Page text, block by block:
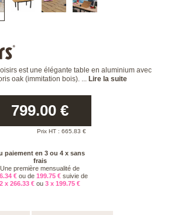
est une élégante table en aluminium avec
oak (immitation bois). ... Lire la suite
799.00 €
Prix HT : 665.83 €
paiement en 3 ou 4 x sans
frais
Une première mensualité de
€ ou de 199.75 € suivie de
2 x 266.33 € ou 3 x 199.75 €